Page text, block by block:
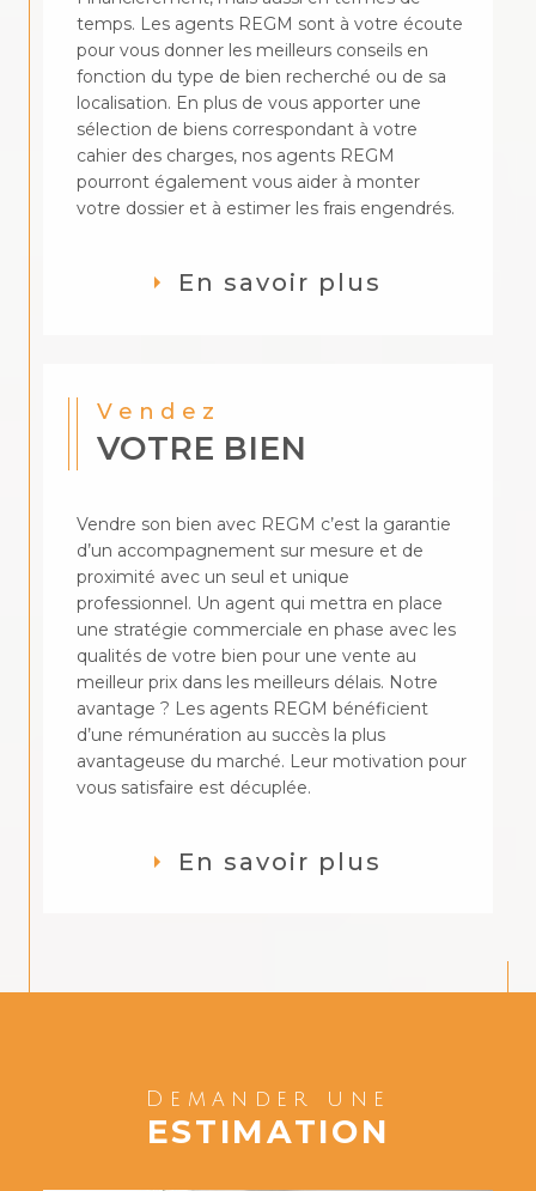
temps. Les agents REGM sont à votre écoute
pour vous donner les meilleurs conseils en
fonction du type de bien recherché ou de sa
localisation. En plus de vous apporter une
sélection de biens correspondant à votre
cahier des charges, nos agents REGM
pourront également vous aider à monter
votre dossier et à estimer les frais engendrés.
En savoir plus
Vendez
VOTRE BIEN
Vendre son bien avec REGM c’est la garantie
d’un accompagnement sur mesure et de
proximité avec un seul et unique
professionnel. Un agent qui mettra en place
une stratégie commerciale en phase avec les
qualités de votre bien pour une vente au
meilleur prix dans les meilleurs délais. Notre
avantage ? Les agents REGM bénéficient
d’une rémunération au succès la plus
avantageuse du marché. Leur motivation pour
vous satisfaire est décuplée.
En savoir plus
Demander une
ESTIMATION